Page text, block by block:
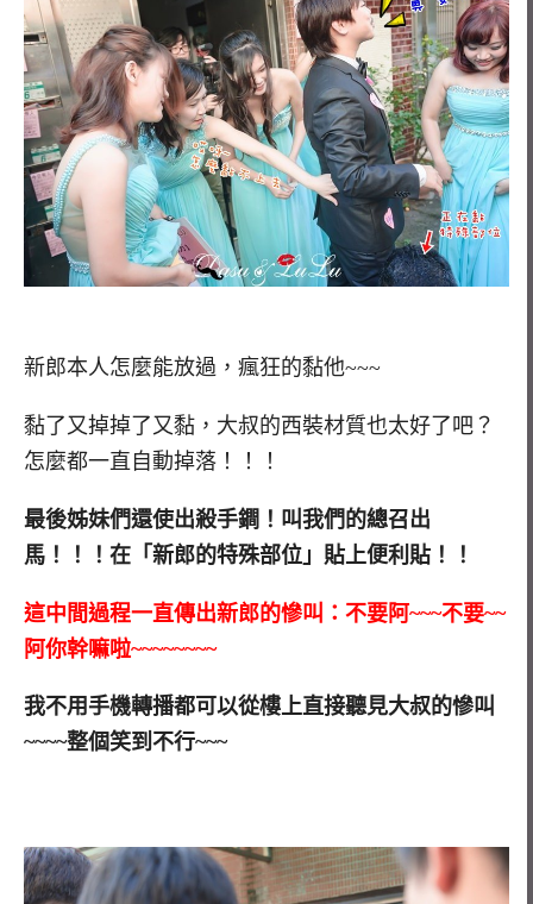
新郎本人怎麼能放過，瘋狂的黏他~~~
黏了又掉掉了又黏，大叔的西裝材質也太好了吧？
怎麼都一直自動掉落！！！
最後姊妹們還使出殺手鐧！叫我們的總召出
馬！！！在「新郎的特殊部位」貼上便利貼！！
這中間過程一直傳出新郎的慘叫：不要阿~~~不要~~
阿你幹嘛啦~~~~~~~~
我不用手機轉播都可以從樓上直接聽見大叔的慘叫
~~~~整個笑到不行~~~